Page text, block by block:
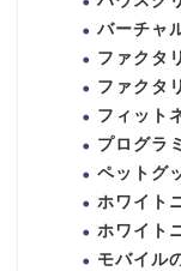
バーチャ
ファクタ
ファクタ
フィット
プログラ
ペットグ
ホワイト
ホワイト
モバイル